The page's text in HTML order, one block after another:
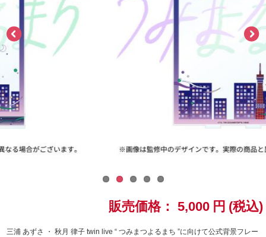
鉄拳
太鼓の達人
ACE COMBAT
パックマン
ナムコクラシック
スサノオマジック
ラブライブ！シリーズ
販売価格： 5,000 円 (税込)
三浦 あずさ ・ 秋月 律子 twin live “ つみまつよるまち ”に向けて公式背景フレー